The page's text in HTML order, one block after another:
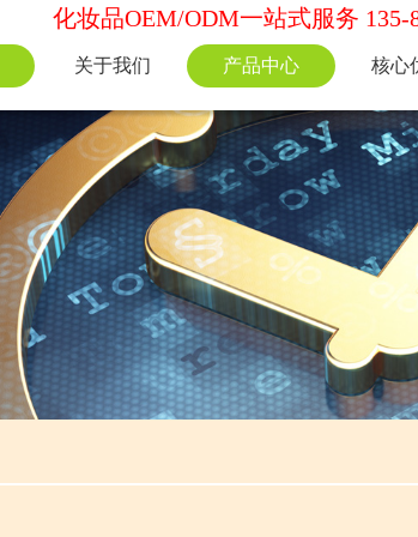
化妆品OEM/ODM一站式服务 135-
关于我们 产品中心 核心